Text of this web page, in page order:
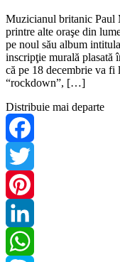
Muzicianul britanic Paul
printre alte oraşe din
pe noul său album
inscripţie murală plasată
că pe 18 decembrie va fi
“rockdown”, […]
Distribuie mai departe
Facebook
Twitter
Pinterest
LinkedIn